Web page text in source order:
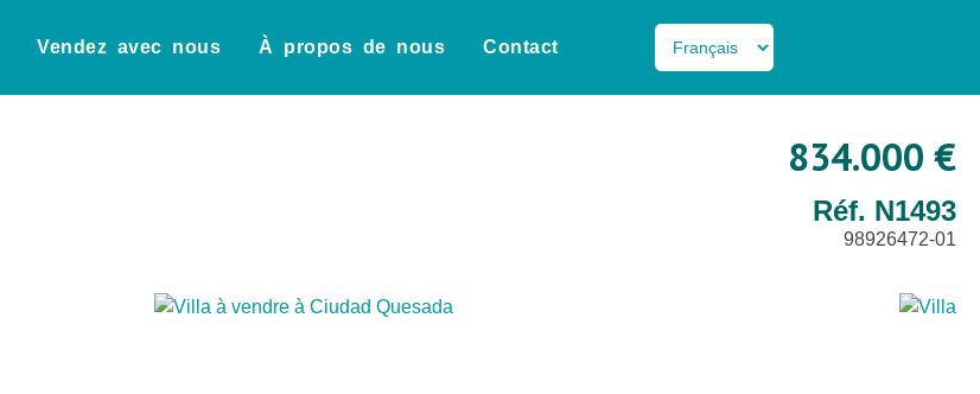
Vendez avec nous À propos de nous Contact
834.000 €
Réf. N1493
98926472-01